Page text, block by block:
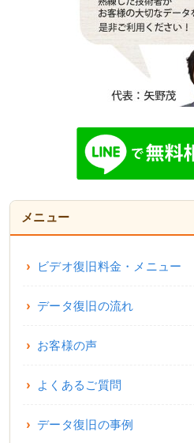
メニュー
ビデオ復旧料金・メニュー
データ復旧の流れ
お客様の声
よくあるご質問
データ復旧の事例